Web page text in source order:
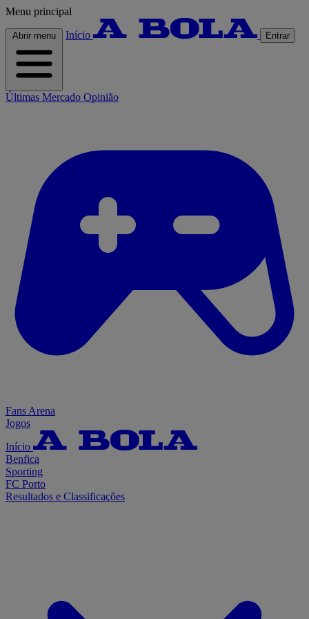
Menu principal
Abrir menu Início Entrar
Últimas Mercado Opinião
Fans Arena
Jogos
Início
Benfica
Sporting
FC Porto
Resultados e Classificações